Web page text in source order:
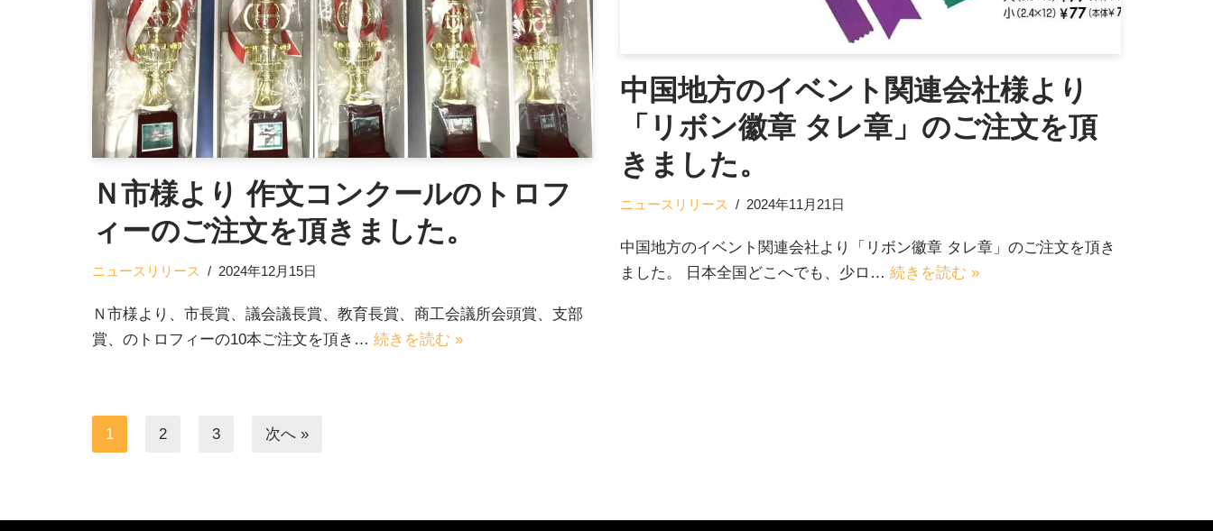
Ｎ市様より 作文コンクールのトロフ
ィーのご注文を頂きました。
ニュースリリース 2024年12月15日
Ｎ市様より、市長賞、議会議長賞、教育長賞、商工会議所会頭賞、支部
賞、のトロフィーの10本ご注文を頂き… 続きを読む »
中国地方のイベント関連会社様より
「リボン徽章 タレ章」のご注文を頂
きました。
ニュースリリース 2024年11月21日
中国地方のイベント関連会社より「リボン徽章 タレ章」のご注文を頂き
ました。 日本全国どこへでも、少ロ… 続きを読む »
1 2 3 次へ »